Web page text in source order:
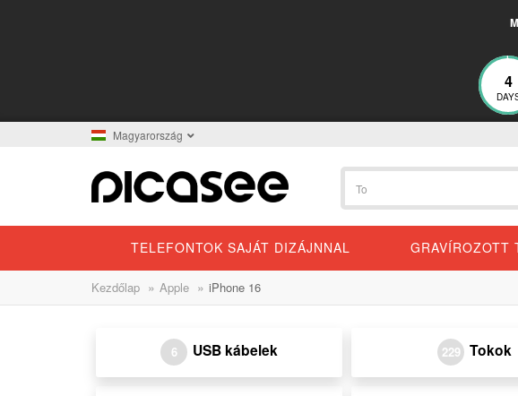
4
Magyarország
TELEFONTOK SAJÁT DIZÁJNNAL GRAVÍROZOTT
Kezdőlap » Apple » iPhone 16
6 USB kábelek 229 Tokok